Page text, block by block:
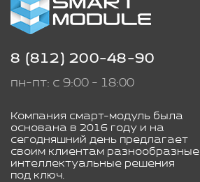
8 (812) 200-48-90
пн-пт: с 9:00 - 18:00
Компания смарт-модуль была
основана в 2016 году и на
сегодняшний день предлагает
своим клиентам разнообразные
интеллектуальные решения
под ключ.